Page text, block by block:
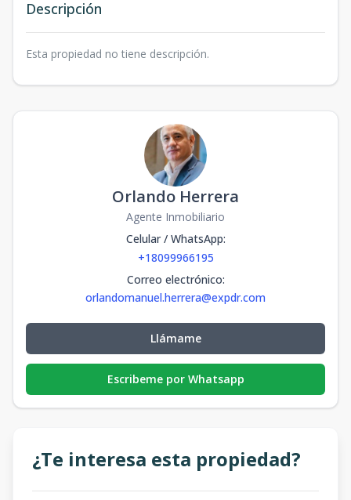
Descripción
Esta propiedad no tiene descripción.
Orlando Herrera
Agente Inmobiliario
Celular / WhatsApp:
+18099966195
Correo electrónico:
orlandomanuel.herrera@expdr.com
Llámame
Escribeme por Whatsapp
¿Te interesa esta propiedad?